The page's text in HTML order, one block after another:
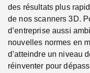
des résultats plus
de nos scanners 3D.
d’entreprise aussi
nouvelles normes en
d’atteindre un niveau
réinventer pour